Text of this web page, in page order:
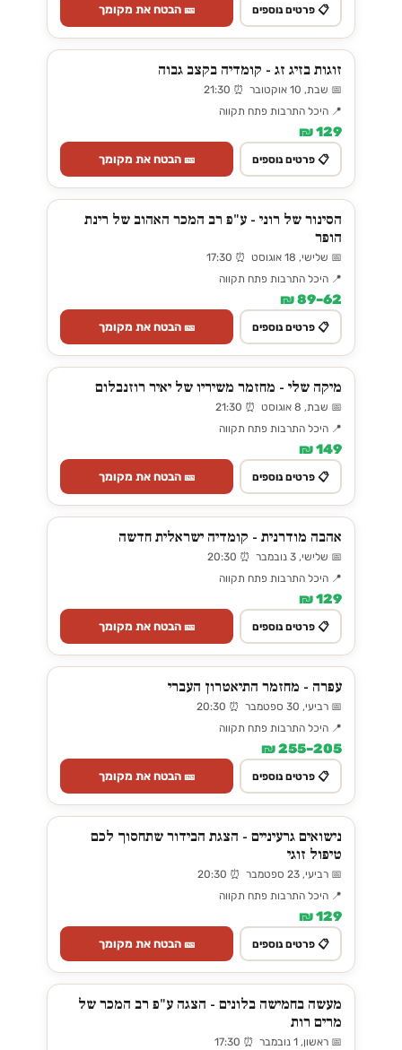
📋 פרטים נוספים 🎫 הבטח את מקומך
זוגות בזיג זג - קומדיה בקצב גבוה
📅 שבת, 10 אוקטובר ⏰ 21:30
📍 היכל התרבות פתח תקווה
129 ₪
📋 פרטים נוספים 🎫 הבטח את מקומך
הסינור של רוני - ע"פ רב המכר האהוב של רינת
הופר
📅 שלישי, 18 אוגוסט ⏰ 17:30
📍 היכל התרבות פתח תקווה
62–89 ₪
📋 פרטים נוספים 🎫 הבטח את מקומך
מיקה שלי - מחזמר משיריו של יאיר רוזנבלום
📅 שבת, 8 אוגוסט ⏰ 21:30
📍 היכל התרבות פתח תקווה
149 ₪
📋 פרטים נוספים 🎫 הבטח את מקומך
אהבה מודרנית - קומדיה ישראלית חדשה
📅 שלישי, 3 נובמבר ⏰ 20:30
📍 היכל התרבות פתח תקווה
129 ₪
📋 פרטים נוספים 🎫 הבטח את מקומך
עפרה - מחזמר התיאטרון העברי
📅 רביעי, 30 ספטמבר ⏰ 20:30
📍 היכל התרבות פתח תקווה
205–255 ₪
📋 פרטים נוספים 🎫 הבטח את מקומך
נישואים גרעיניים - הצגת הבידור שתחסוך לכם
טיפול זוגי
📅 רביעי, 23 ספטמבר ⏰ 20:30
📍 היכל התרבות פתח תקווה
129 ₪
📋 פרטים נוספים 🎫 הבטח את מקומך
מעשה בחמישה בלונים - הצגה ע"פ רב המכר של
מרים רות
📅 ראשון, 1 נובמבר ⏰ 17:30